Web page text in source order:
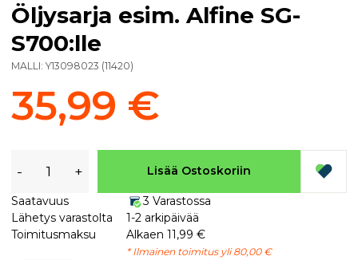
Öljysarja esim. Alfine SG-
S700:lle
MALLI: Y13098023 (11420)
35,99 €
- + Lisää Ostoskoriin
Saatavuus
3 Varastossa
Lähetys varastolta
1-2 arkipäivää
Toimitusmaksu
Alkaen 11,99 €
* Ilmainen toimitus yli 80,00 €